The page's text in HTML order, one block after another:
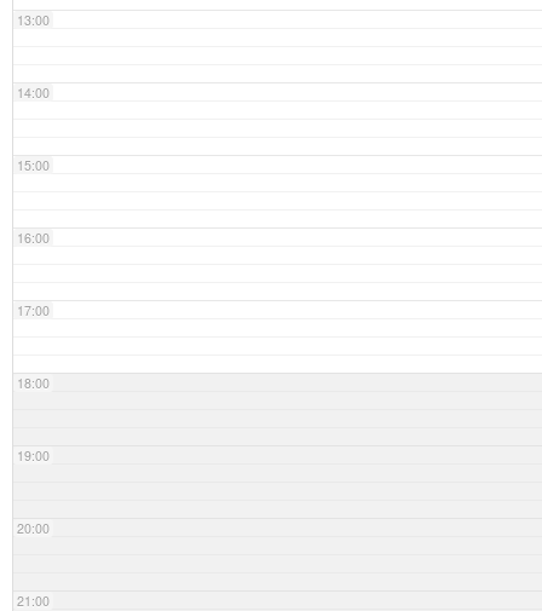
13:00
14:00
15:00
16:00
17:00
18:00
19:00
20:00
21:00